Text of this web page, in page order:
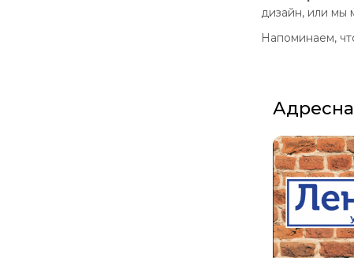
дизайн, или мы
Напоминаем,